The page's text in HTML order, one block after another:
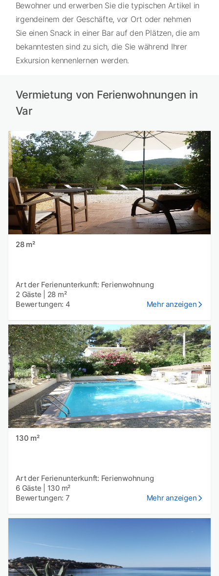
Bewohner und erwerben Sie die typischen Artikel in
irgendeinem der Geschäfte, vor Ort oder nehmen
Sie einen Snack in einer Bar auf den Plätzen, die am
bekanntesten sind zu sich, die Sie während Ihrer
Exkursion kennenlernen werden.
Vermietung von Ferienwohnungen in
Var
28 m²
Art der Ferienunterkunft: Ferienwohnung
2 Gäste
28 m²
Bewertungen: 4
Mehr anzeigen
130 m²
Art der Ferienunterkunft: Ferienwohnung
6 Gäste
130 m²
Bewertungen: 7
Mehr anzeigen